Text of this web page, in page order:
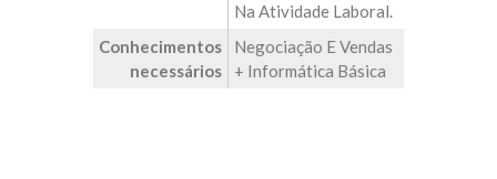
Na Atividade Laboral.
Conhecimentos
necessários
Negociação E Vendas
+ Informática Básica